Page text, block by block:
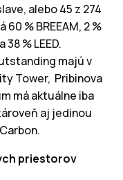
alebo 45 z 274
% BREEAM, 2 %
38 % LEED.
majú v
Tower, Pribinova
má aktuálne iba
aj jedinou
priestorov